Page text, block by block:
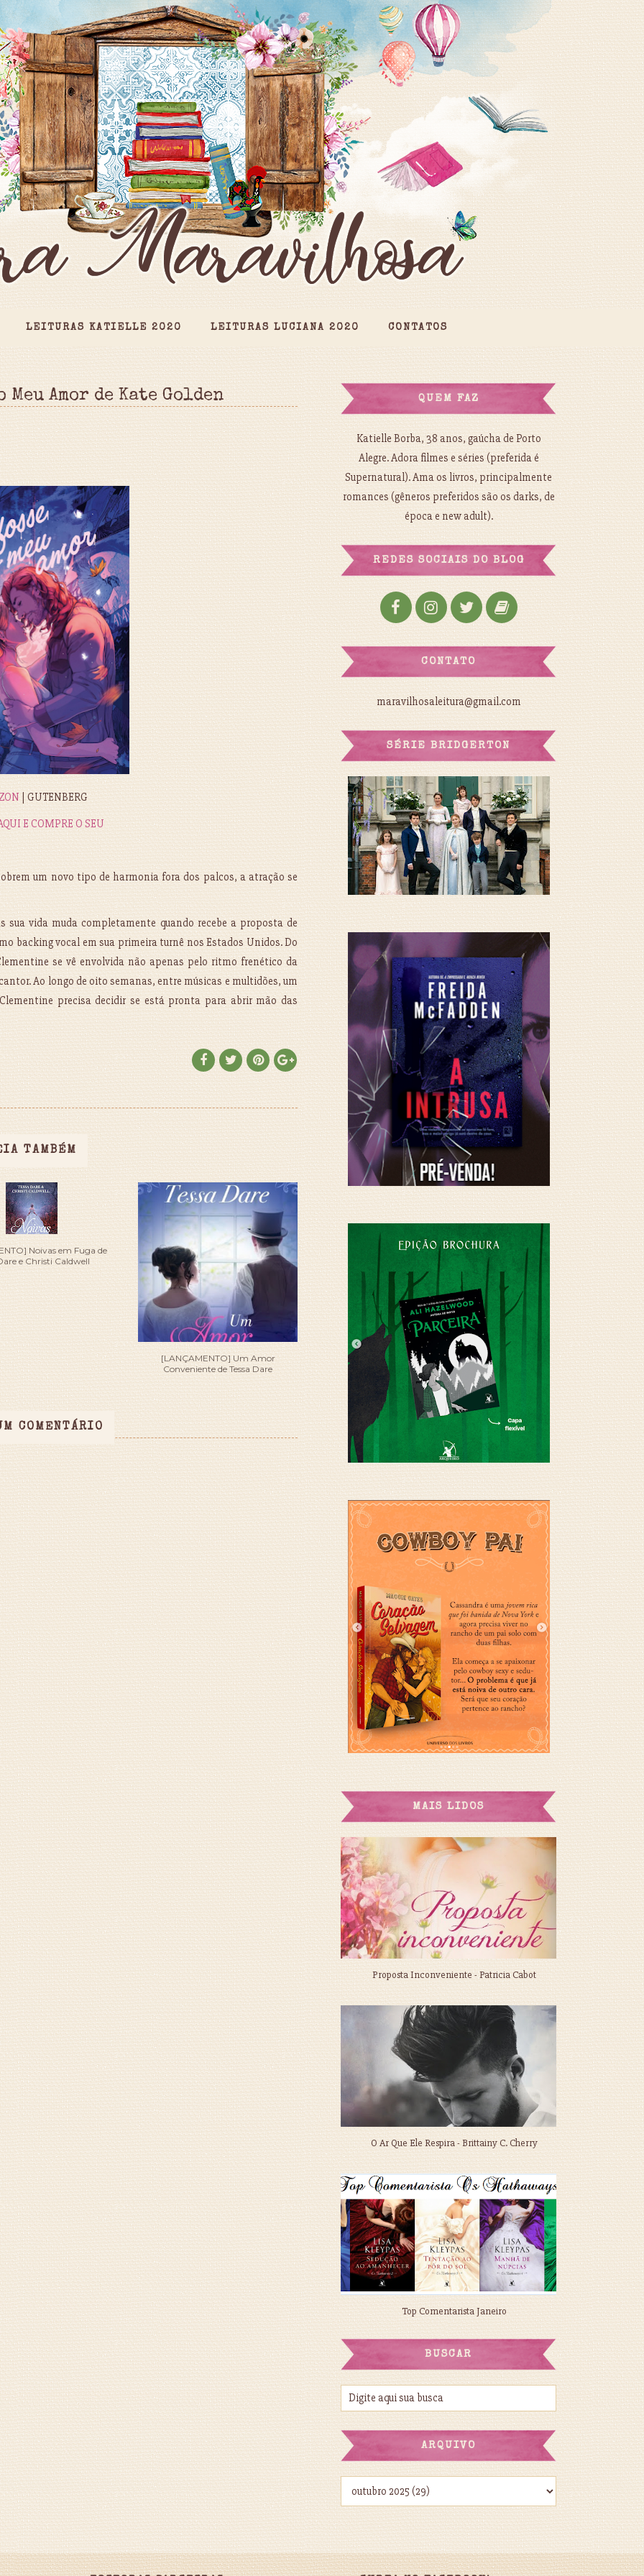
LEITURAS KATIELLE 2020 LEITURAS LUCIANA 2020 CONTATOS
o Meu Amor de Kate Golden
| GUTENBERG
E COMPRE O SEU
um novo tipo de harmonia fora dos palcos, a atração se
vida muda completamente quando recebe a proposta de
backing vocal em sua primeira turnê nos Estados Unidos. Do
se vê envolvida não apenas pelo ritmo frenético da
Ao longo de oito semanas, entre músicas e multidões, um
precisa decidir se está pronta para abrir mão das
TAMBÉM
Noivas em Fuga de
e Christi Caldwell
[LANÇAMENTO] Um Amor
Conveniente de Tessa Dare
COMENTÁRIO
QUEM FAZ
Katielle Borba, 38 anos, gaúcha de Porto
Alegre. Adora filmes e séries (preferida é
Supernatural). Ama os livros, principalmente
romances (gêneros preferidos são os darks, de
época e new adult).
REDES SOCIAIS DO BLOG
CONTATO
maravilhosaleitura@gmail.com
SÉRIE BRIDGERTON
MAIS LIDOS
Proposta Inconveniente - Patricia Cabot
O Ar Que Ele Respira - Brittainy C. Cherry
Top Comentarista Janeiro
BUSCAR
ARQUIVO